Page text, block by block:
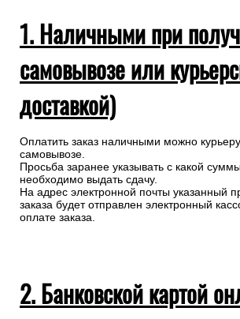
1. Наличными при
самовывозе или
доставкой)
Оплатить заказ наличными можно
самовывозе.
Просьба заранее указывать с какой
необходимо выдать сдачу.
На адрес электронной почты указанный
заказа будет отправлен электронный
оплате заказа.
2. Банковской картой